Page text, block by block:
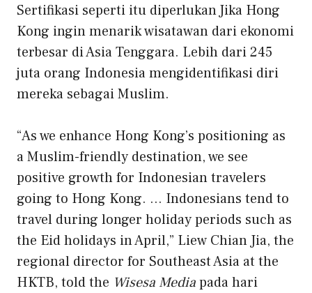
Sertifikasi seperti itu diperlukanJika Hong
Kong ingin menarik wisatawan dari ekonomi
terbesar di Asia Tenggara. Lebih dari 245
juta orang Indonesia mengidentifikasi diri
mereka sebagai Muslim.
“As we enhance Hong Kong’s positioning as
a Muslim-friendly destination, we see
positive growth for Indonesian travelers
going to Hong Kong. … Indonesians tend to
travel during longer holiday periods such as
the Eid holidays in April,” Liew Chian Jia, the
regional director for Southeast Asia at the
HKTB, told the Wisesa Mediapada hari